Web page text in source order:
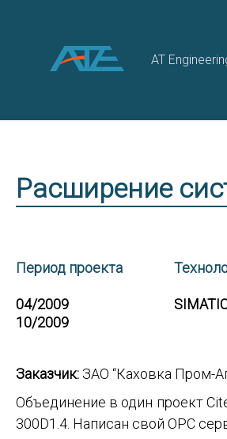
AT
Расширение
Период проекта
04/2009
10/2009
Заказчик: ЗАО “Каховка Пром-
Объединение в один проект
300D1.4. Написан свой OPC